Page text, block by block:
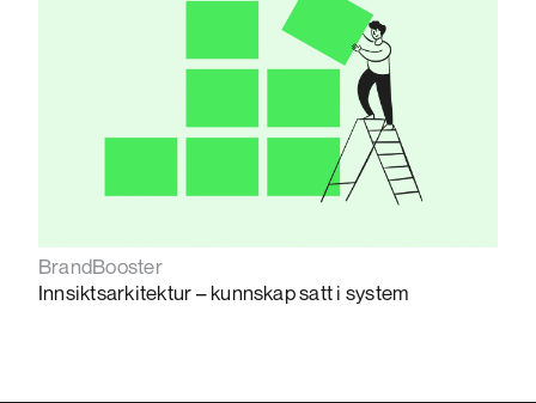
BrandBooster
Innsiktsarkitektur – kunnskap satt i system